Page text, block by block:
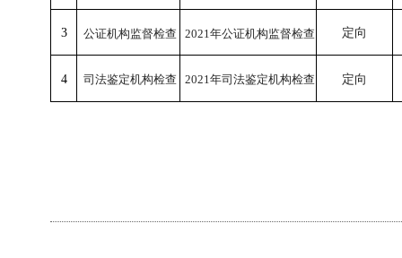
3 公证机构监督检查 2021年公证机构监督检查 定向
4 司法鉴定机构检查 2021年司法鉴定机构检查 定向